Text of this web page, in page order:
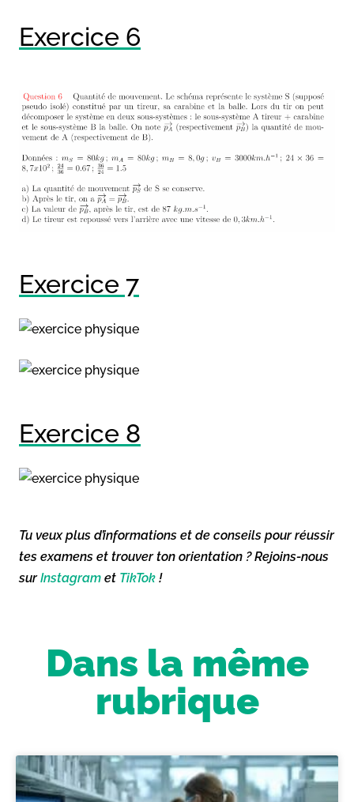
Exercice 6
Exercice 7
Exercice 8
Tu veux plus d’informations et de conseils pour réussir
tes examens et trouver ton orientation ? Rejoins-nous
surInstagram et TikTok !
Dans la même
rubrique